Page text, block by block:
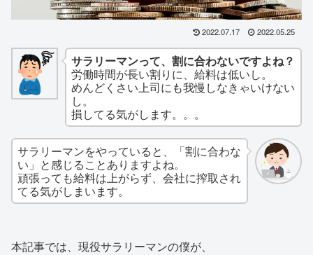
2022.07.17 2022.05.25
サラリーマンって、割に合わないですよね？
労働時間が長い割りに、給料は低いし。
めんどくさい上司にも我慢しなきゃいけない
し。
損してる気がします。。。
サラリーマンをやっていると、「割に合わな
い」と感じることありますよね。
頑張っても給料は上がらず、会社に搾取され
てる気がしまいます。
本記事では、現役サラリーマンの僕が、